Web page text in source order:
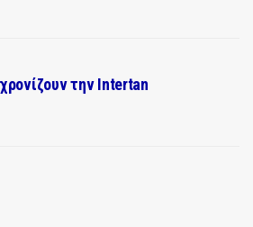
την Intertan